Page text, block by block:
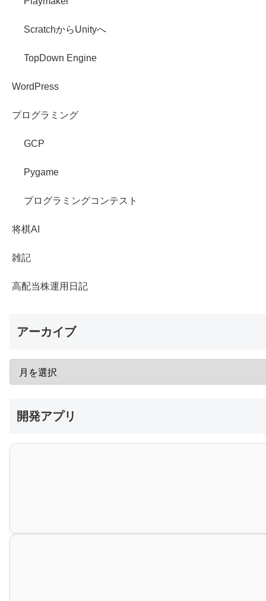
ScratchからUnityへ
TopDown Engine
WordPress
プログラミング
GCP
Pygame
プログラミングコンテスト
将棋AI
雑記
高配当株運用日記
アーカイブ
開発アプリ